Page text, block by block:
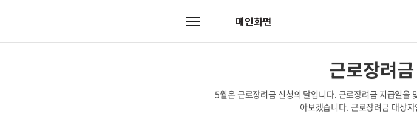
메인화면
메
근로장려
5월은 근로장려금 신청의 달입니다. 근로장려금 지급일을
아보겠습니다. 근로장려금 대상